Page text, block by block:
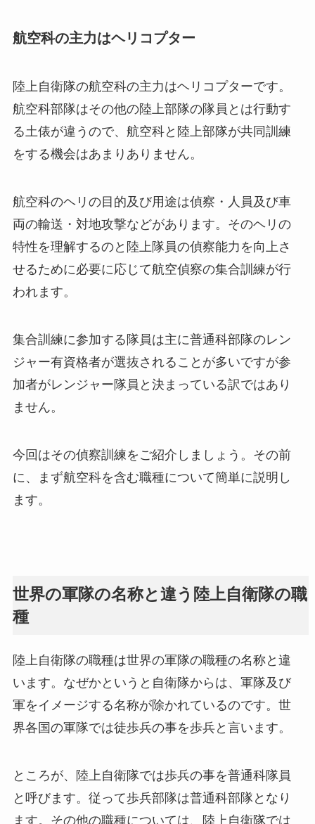
航空科の主力はヘリコプター
陸上自衛隊の航空科の主力はヘリコプターです。
航空科部隊はその他の陸上部隊の隊員とは行動す
る土俵が違うので、航空科と陸上部隊が共同訓練
をする機会はあまりありません。
航空科のヘリの目的及び用途は偵察・人員及び車
両の輸送・対地攻撃などがあります。そのヘリの
特性を理解するのと陸上隊員の偵察能力を向上さ
せるために必要に応じて航空偵察の集合訓練が行
われます。
集合訓練に参加する隊員は主に普通科部隊のレン
ジャー有資格者が選抜されることが多いですが参
加者がレンジャー隊員と決まっている訳ではあり
ません。
今回はその偵察訓練をご紹介しましょう。その前
に、まず航空科を含む職種について簡単に説明し
ます。
世界の軍隊の名称と違う陸上自衛隊の職
種
陸上自衛隊の職種は世界の軍隊の職種の名称と違
います。なぜかというと自衛隊からは、軍隊及び
軍をイメージする名称が除かれているのです。世
界各国の軍隊では徒歩兵の事を歩兵と言います。
ところが、陸上自衛隊では歩兵の事を普通科隊員
と呼びます。従って歩兵部隊は普通科部隊となり
ます。その他の職種については、陸上自衛隊では